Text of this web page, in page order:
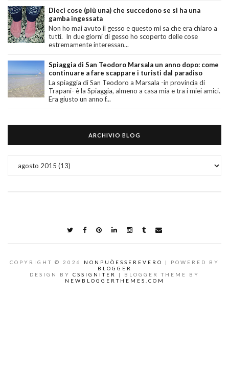
Dieci cose (più una) che succedono se si ha una
gamba ingessata
Non ho mai avuto il gesso e questo mi sa che era chiaro a
tutti. In due giorni di gesso ho scoperto delle cose
estremamente interessan...
Spiaggia di San Teodoro Marsala un anno dopo: come
continuare a fare scappare i turisti dal paradiso
La spiaggia di San Teodoro a Marsala -in provincia di
Trapani- è la Spiaggia, almeno a casa mia e tra i miei amici.
Era giusto un anno f...
ARCHIVIO BLOG
COPYRIGHT © 2026 NONPUÒESSEREVERO
| POWERED BY
BLOGGER
DESIGN BY CSSIGNITER
| BLOGGER THEME BY
NEWBLOGGERTHEMES.COM